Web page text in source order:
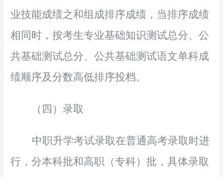
业技能成绩之和组成排序成绩，当排序成绩
相同时，按考生专业基础知识测试总分、公
共基础测试总分、公共基础测试语文单科成
绩顺序及分数高低排序投档。
（四）录取
中职升学考试录取在普通高考录取时进
行，分本科批和高职（专科）批，具体录取